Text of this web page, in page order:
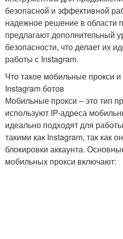
безопасной и эффективной
надежное решение в области
предлагают дополнительный
безопасности, что делает их
работы с Instagram.
Что такое мобильные прокси
Instagram ботов
Мобильные прокси – это тип
используют IP-адреса
идеально подходят для
такими как Instagram, так как
блокировки аккаунта.
мобильных прокси включают: